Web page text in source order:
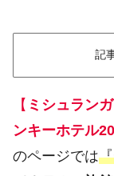
記
【 ミシュラン
ンキーホテル
のページでは『